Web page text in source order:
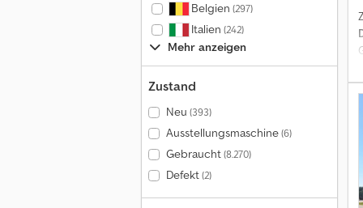
Belgien (297)
Italien (242)
Mehr anzeigen
Zustand
Neu (393)
Ausstellungsmaschine(6)
Gebraucht(8.270)
Defekt(2)